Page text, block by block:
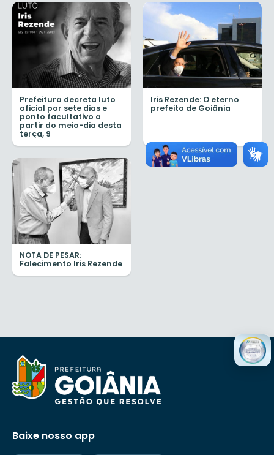
Prefeitura decreta luto
oficial por sete dias e
ponto facultativo a
partir do meio-dia desta
terça, 9
Iris Rezende: O eterno
prefeito de Goiânia
NOTA DE PESAR:
Falecimento Iris Rezende
Baixe nosso app